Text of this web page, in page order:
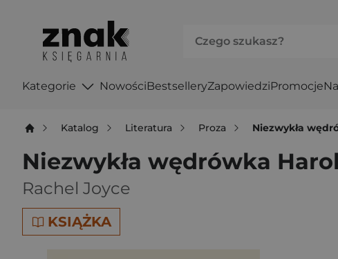
Kategorie NowościBestselleryZapowiedziPromocje
Katalog Literatura Proza Niezwykła
Niezwykła wędrówka
Rachel Joyce
KSIĄŻKA